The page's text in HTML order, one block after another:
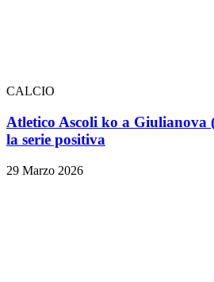
CALCIO
Atletico Ascoli ko a Giulianova
la serie positiva
29 Marzo 2026